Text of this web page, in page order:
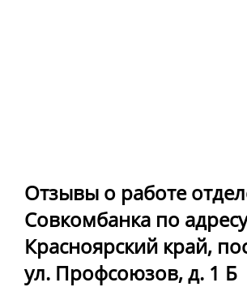
Отзывы о работе
Совкомбанка по адресу
Красноярский край,
ул. Профсоюзов, д. 1 Б